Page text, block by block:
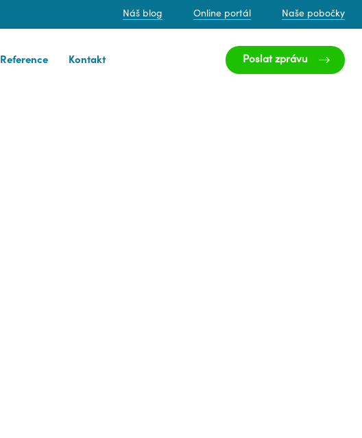
Náš blog Online portál Naše pobočky
Reference Kontakt Poslat zprávu